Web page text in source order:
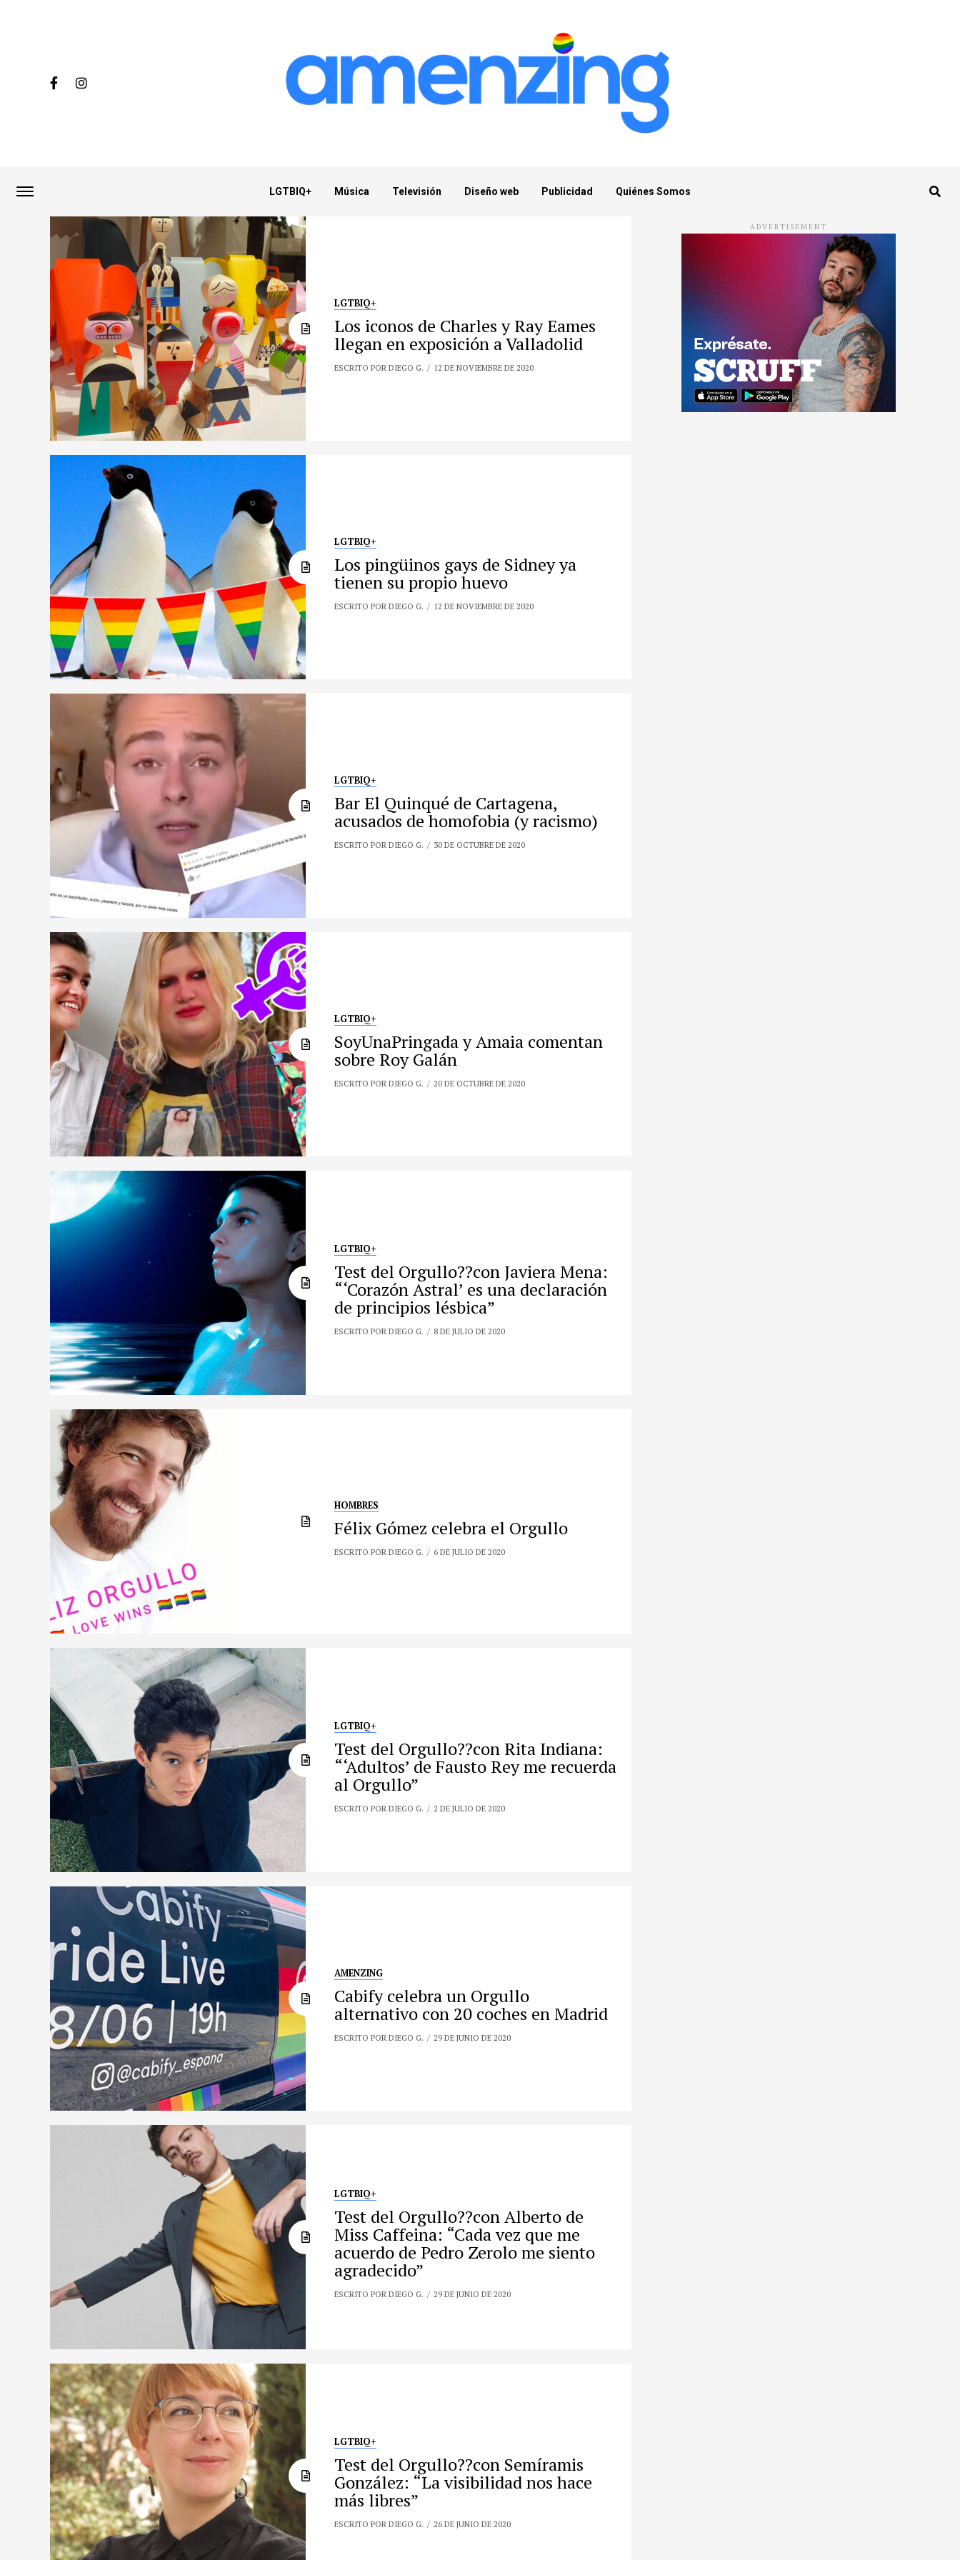
LGTBIQ+ Música Televisión Diseño web Publicidad Quiénes Somos
LGTBIQ+
Los iconos de Charles y Ray Eames
llegan en exposición a Valladolid
ESCRITO POR DIEGO G. 12 DE NOVIEMBRE DE 2020
LGTBIQ+
Los pingüinos gays de Sidney ya
tienen su propio huevo
ESCRITO POR DIEGO G. 12 DE NOVIEMBRE DE 2020
LGTBIQ+
Bar El Quinqué de Cartagena,
acusados de homofobia (y racismo)
ESCRITO POR DIEGO G. 30 DE OCTUBRE DE 2020
LGTBIQ+
SoyUnaPringada y Amaia comentan
sobre Roy Galán
ESCRITO POR DIEGO G. 20 DE OCTUBRE DE 2020
LGTBIQ+
Test del Orgullo?️‍?con Javiera Mena:
“‘Corazón Astral’ es una declaración
de principios lésbica”
ESCRITO POR DIEGO G. 8 DE JULIO DE 2020
HOMBRES
Félix Gómez celebra el Orgullo
ESCRITO POR DIEGO G. 6 DE JULIO DE 2020
LGTBIQ+
Test del Orgullo?️‍?con Rita Indiana:
“‘Adultos’ de Fausto Rey me recuerda
al Orgullo”
ESCRITO POR DIEGO G. 2 DE JULIO DE 2020
AMENZING
Cabify celebra un Orgullo
alternativo con 20 coches en Madrid
ESCRITO POR DIEGO G. 29 DE JUNIO DE 2020
LGTBIQ+
Test del Orgullo?️‍?con Alberto de
Miss Caffeina: “Cada vez que me
acuerdo de Pedro Zerolo me siento
agradecido”
ESCRITO POR DIEGO G. 29 DE JUNIO DE 2020
LGTBIQ+
Test del Orgullo?️‍?con Semíramis
González: “La visibilidad nos hace
más libres”
ESCRITO POR DIEGO G. 26 DE JUNIO DE 2020
ADVERTISEMENT